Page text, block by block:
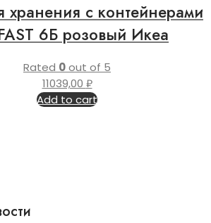
с контейнерами
6Б розовый Икеа
Rated 0out of 5
11039,00 ₽
Add to cart